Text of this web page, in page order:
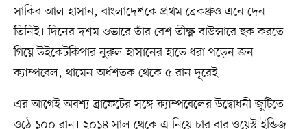
সাকিব আল হাসান, বাংলাদেশকে প্রথম ব্রেকথ্রুও এনে দেন
তিনিই। দিনের দশম ওভারে তাঁর বেশ তীক্ষ্ণ বাউন্সারে হুক করতে
গিয়ে উইকেটকিপার নুরুল হাসানের হাতে ধরা পড়েন জন
ক্যাম্পবেল, থামেন অর্ধশতক থেকে ৫ রান দূরেই।
এর আগেই অবশ্য ব্রাফেটের সঙ্গে ক্যাম্পবেলের উদ্বোধনী জুটিতে
ওঠে ১০০ রান। ২০১৪ সাল থেকে এ নিয়ে চার বার ওয়েস্ট ইন্ডিজ